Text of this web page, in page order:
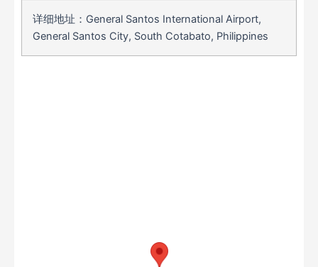
详细地址：General Santos International Airport,
General Santos City, South Cotabato, Philippines